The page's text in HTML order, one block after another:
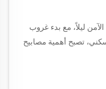
ليلاً، مع بدء غروب
تصبح أهمية مصابيح
كنت تستكمل جولة